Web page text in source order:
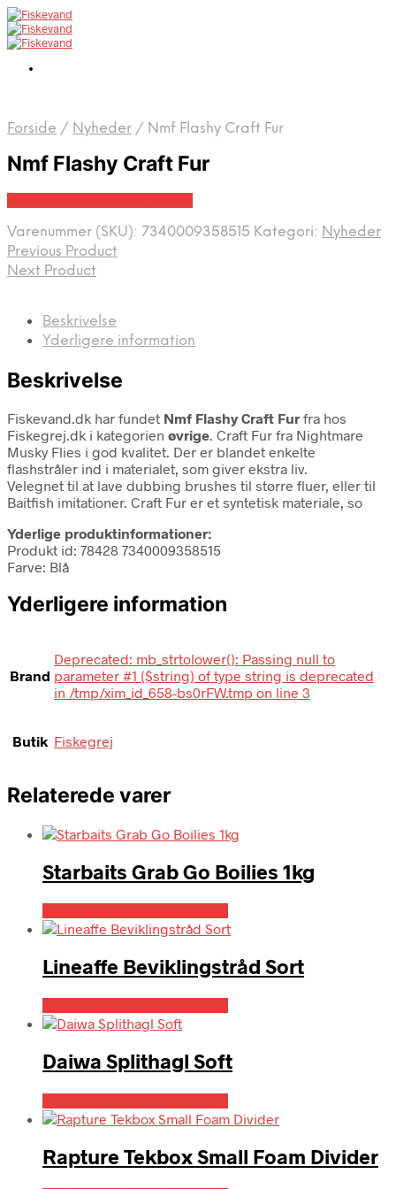
Forside / Nyheder / Nmf Flashy Craft Fur
Nmf Flashy Craft Fur
Varenummer (SKU): 7340009358515 Kategori: Nyheder
Previous Product
Next Product
Beskrivelse
Yderligere information
Beskrivelse
Fiskevand.dk har fundet Nmf Flashy Craft Fur fra hos
Fiskegrej.dk i kategorien øvrige. Craft Fur fra Nightmare
Musky Flies i god kvalitet. Der er blandet enkelte
flashstråler ind i materialet, som giver ekstra liv.
Velegnet til at lave dubbing brushes til større fluer, eller til
Baitfish imitationer. Craft Fur er et syntetisk materiale, so
Yderlige produktinformationer:
Produkt id: 78428 7340009358515
Farve: Blå
Yderligere information
Brand
Deprecated: mb_strtolower(): Passing null to
parameter #1 ($string) of type string is deprecated
in /tmp/xim_id_658-bs0rFW.tmp on line 3
Butik Fiskegrej
Relaterede varer
Starbaits Grab Go Boilies 1kg
Lineaffe Beviklingstråd Sort
Daiwa Splithagl Soft
Rapture Tekbox Small Foam Divider